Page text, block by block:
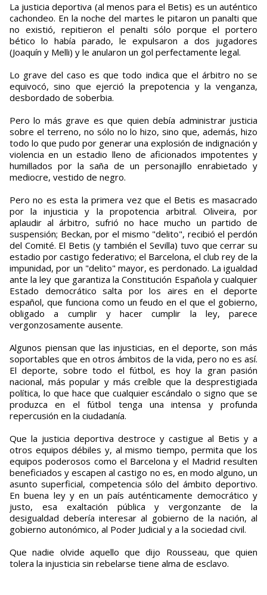
La justicia deportiva (al menos para el Betis) es un auténtico
cachondeo. En la noche del martes le pitaron un panalti que
no existió, repitieron el penalti sólo porque el portero
bético lo había parado, le expulsaron a dos jugadores
(Joaquín y Melli) y le anularon un gol perfectamente legal.
Lo grave del caso es que todo indica que el árbitro no se
equivocó, sino que ejerció la prepotencia y la venganza,
desbordado de soberbia.
Pero lo más grave es que quien debía administrar justicia
sobre el terreno, no sólo no lo hizo, sino que, además, hizo
todo lo que pudo por generar una explosión de indignación y
violencia en un estadio lleno de aficionados impotentes y
humillados por la saña de un personajillo enrabietado y
mediocre, vestido de negro.
Pero no es esta la primera vez que el Betis es masacrado
por la injusticia y la propotencia arbitral. Oliveira, por
aplaudir al árbitro, sufrió no hace mucho un partido de
suspensión; Beckan, por el mismo "delito", recibió el perdón
del Comité. El Betis (y también el Sevilla) tuvo que cerrar su
estadio por castigo federativo; el Barcelona, el club rey de la
impunidad, por un "delito" mayor, es perdonado. La igualdad
ante la ley que garantiza la Constitución Española y cualquier
Estado democrático salta por los aires en el deporte
español, que funciona como un feudo en el que el gobierno,
obligado a cumplir y hacer cumplir la ley, parece
vergonzosamente ausente.
Algunos piensan que las injusticias, en el deporte, son más
soportables que en otros ámbitos de la vida, pero no es así.
El deporte, sobre todo el fútbol, es hoy la gran pasión
nacional, más popular y más creíble que la desprestigiada
política, lo que hace que cualquier escándalo o signo que se
produzca en el fútbol tenga una intensa y profunda
repercusión en la ciudadanía.
Que la justicia deportiva destroce y castigue al Betis y a
otros equipos débiles y, al mismo tiempo, permita que los
equipos poderosos como el Barcelona y el Madrid resulten
beneficiados y escapen al castigo no es, en modo alguno, un
asunto superficial, competencia sólo del ámbito deportivo.
En buena ley y en un país auténticamente democrático y
justo, esa exaltación pública y vergonzante de la
desigualdad debería interesar al gobierno de la nación, al
gobierno autonómico, al Poder Judicial y a la sociedad civil.
Que nadie olvide aquello que dijo Rousseau, que quien
tolera la injusticia sin rebelarse tiene alma de esclavo.